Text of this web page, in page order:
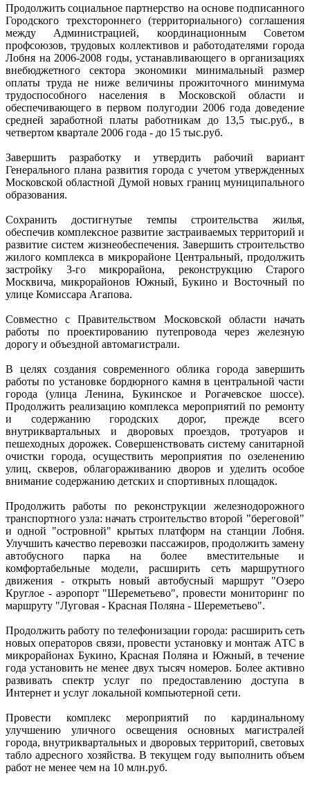
Продолжить социальное партнерство на основе подписанного
Городского трехстороннего (территориального) соглашения
между Администрацией, координационным Советом
профсоюзов, трудовых коллективов и работодателями города
Лобня на 2006-2008 годы, устанавливающего в организациях
внебюджетного сектора экономики минимальный размер
оплаты труда не ниже величины прожиточного минимума
трудоспособного населения в Московской области и
обеспечивающего в первом полугодии 2006 года доведение
средней заработной платы работникам до 13,5 тыс.руб., в
четвертом квартале 2006 года - до 15 тыс.руб.
Завершить разработку и утвердить рабочий вариант
Генерального плана развития города с учетом утвержденных
Московской областной Думой новых границ муниципального
образования.
Сохранить достигнутые темпы строительства жилья,
обеспечив комплексное развитие застраиваемых территорий и
развитие систем жизнеобеспечения. Завершить строительство
жилого комплекса в микрорайоне Центральный, продолжить
застройку 3-го микрорайона, реконструкцию Старого
Москвича, микрорайонов Южный, Букино и Восточный по
улице Комиссара Агапова.
Совместно с Правительством Московской области начать
работы по проектированию путепровода через железную
дорогу и объездной автомагистрали.
В целях создания современного облика города завершить
работы по установке бордюрного камня в центральной части
города (улица Ленина, Букинское и Рогачевское шоссе).
Продолжить реализацию комплекса мероприятий по ремонту
и содержанию городских дорог, прежде всего
внутриквартальных и дворовых проездов, тротуаров и
пешеходных дорожек. Совершенствовать систему санитарной
очистки города, осуществить мероприятия по озеленению
улиц, скверов, облагораживанию дворов и уделить особое
внимание содержанию детских и спортивных площадок.
Продолжить работы по реконструкции железнодорожного
транспортного узла: начать строительство второй "береговой"
и одной "островной" крытых платформ на станции Лобня.
Улучшить качество перевозки пассажиров, продолжить замену
автобусного парка на более вместительные и
комфортабельные модели, расширить сеть маршрутного
движения - открыть новый автобусный маршрут "Озеро
Круглое - аэропорт "Шереметьево", провести мониторинг по
маршруту "Луговая - Красная Поляна - Шереметьево".
Продолжить работу по телефонизации города: расширить сеть
новых операторов связи, провести установку и монтаж АТС в
микрорайонах Букино, Красная Поляна и Южный, в течение
года установить не менее двух тысяч номеров. Более активно
развивать спектр услуг по предоставлению доступа в
Интернет и услуг локальной компьютерной сети.
Провести комплекс мероприятий по кардинальному
улучшению уличного освещения основных магистралей
города, внутриквартальных и дворовых территорий, световых
табло адресного хозяйства. В текущем году выполнить объем
работ не менее чем на 10 млн.руб.